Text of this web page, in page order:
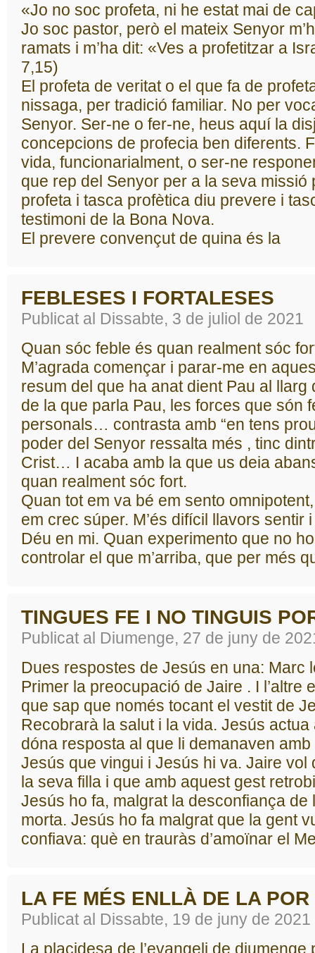
«Jo no soc profeta, ni he estat mai de
Jo soc pastor, però el mateix Senyor
ramats i m’ha dit: «Ves a profetitzar a
7,15)
El profeta de veritat o el que fa de
nissaga, per tradició familiar. No per
Senyor. Ser-ne o fer-ne, heus aquí la
concepcions de profecia ben diferents.
vida, funcionarialment, o ser-ne
que rep del Senyor per a la seva missió
profeta i tasca profètica diu prevere i
testimoni de la Bona Nova.
El prevere convençut de quina és la
FEBLESES I FORTALESES
Publicat al Dissabte, 3 de juliol de 2021
Quan sóc feble és quan realment sóc
M’agrada començar i parar-me en
resum del que ha anat dient Pau al llarg
de la que parla Pau, les forces que són
personals… contrasta amb “en tens
poder del Senyor ressalta més , tinc
Crist… I acaba amb la que us deia
quan realment sóc fort.
Quan tot em va bé em sento
em crec súper. M’és difícil llavors sentir
Déu en mi. Quan experimento que no
controlar el que m’arriba, que per més
TINGUES FE I NO TINGUIS
Publicat al Diumenge, 27 de juny de
Dues respostes de Jesús en una: Marc
Primer la preocupació de Jaire . I l’altre
que sap que només tocant el vestit de
Recobrarà la salut i la vida. Jesús
dóna resposta al que li demanaven
Jesús que vingui i Jesús hi va. Jaire vol
la seva filla i que amb aquest gest
Jesús ho fa, malgrat la desconfiança de
morta. Jesús ho fa malgrat que la gent
confiava: què en trauràs d’amoïnar el
LA FE MÉS ENLLÀ DE LA POR
Publicat al Dissabte, 19 de juny de 2021
La placidesa de l’evangeli de